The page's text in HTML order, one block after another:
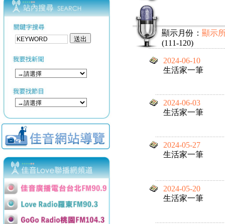
顯示月份： 顯示
(111-120)
2024-06-10
生活家一筆
2024-06-03
生活家一筆
2024-05-27
生活家一筆
2024-05-20
生活家一筆